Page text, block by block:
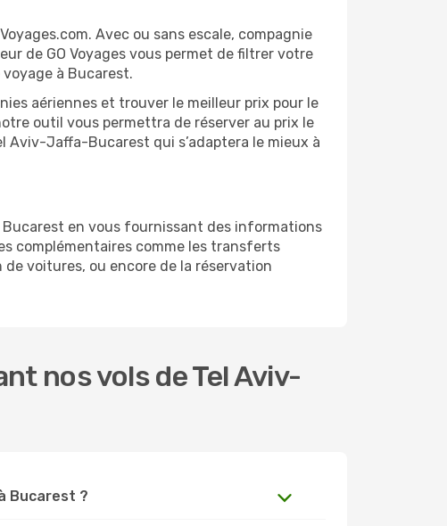
Avec ou sans escale, compagnie
de GO Voyages vous permet de filtrer votre
à Bucarest.
aériennes et trouver le meilleur prix pour le
outil vous permettra de réserver au prix le
Aviv-Jaffa-Bucarest qui s’adaptera le mieux à
en vous fournissant des informations
complémentaires comme les transferts
voitures, ou encore de la réservation
nos vols de Tel Aviv-
Bucarest ?